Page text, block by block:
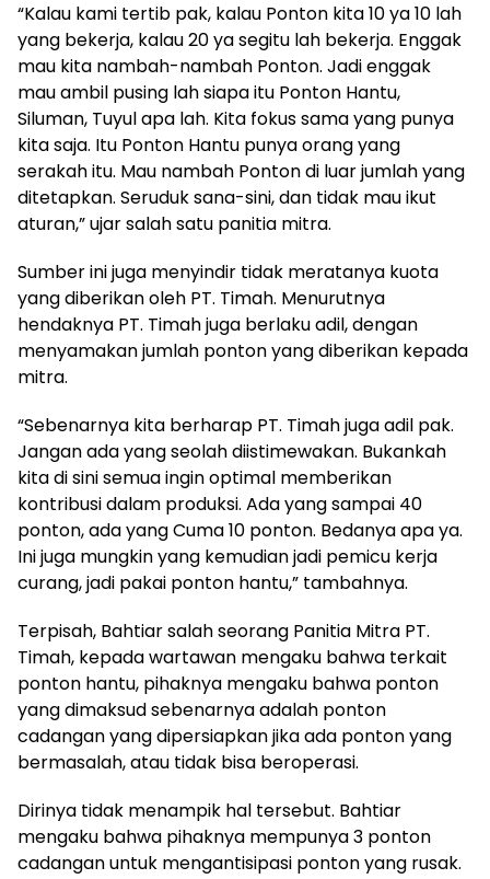
“Kalau kami tertib pak, kalau Ponton kita 10 ya 10 lah
yang bekerja, kalau 20 ya segitu lah bekerja. Enggak
mau kita nambah-nambah Ponton. Jadi enggak
mau ambil pusing lah siapa itu Ponton Hantu,
Siluman, Tuyul apa lah. Kita fokus sama yang punya
kita saja. Itu Ponton Hantu punya orang yang
serakah itu. Mau nambah Ponton di luar jumlah yang
ditetapkan. Seruduk sana-sini, dan tidak mau ikut
aturan,” ujar salah satu panitia mitra.
Sumber ini juga menyindir tidak meratanya kuota
yang diberikan oleh PT. Timah. Menurutnya
hendaknya PT. Timah juga berlaku adil, dengan
menyamakan jumlah ponton yang diberikan kepada
mitra.
“Sebenarnya kita berharap PT. Timah juga adil pak.
Jangan ada yang seolah diistimewakan. Bukankah
kita di sini semua ingin optimal memberikan
kontribusi dalam produksi. Ada yang sampai 40
ponton, ada yang Cuma 10 ponton. Bedanya apa ya.
Ini juga mungkin yang kemudian jadi pemicu kerja
curang, jadi pakai ponton hantu,” tambahnya.
Terpisah, Bahtiar salah seorang Panitia Mitra PT.
Timah, kepada wartawan mengaku bahwa terkait
ponton hantu, pihaknya mengaku bahwa ponton
yang dimaksud sebenarnya adalah ponton
cadangan yang dipersiapkan jika ada ponton yang
bermasalah, atau tidak bisa beroperasi.
Dirinya tidak menampik hal tersebut. Bahtiar
mengaku bahwa pihaknya mempunya 3 ponton
cadangan untuk mengantisipasi ponton yang rusak.